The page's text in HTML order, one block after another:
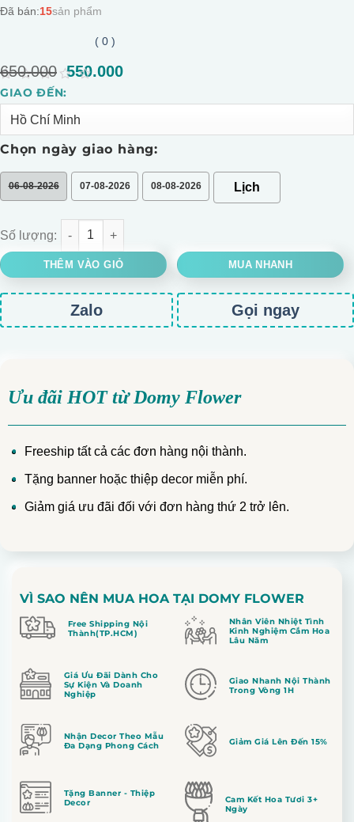
Đã bán:15sản phẩm
0
out
of
5
( 0 )
650.000 Giá
là:
650.000.
550.000
tại
550.000.
GIAO ĐẾN:
Chọn ngày giao hàng:
06-08-2026 07-08-2026 08-08-2026
Giỏ hoa hồng kem số lượng
THÊM VÀO GIỎ MUA NHANH
Alternative:
Zalo Gọi ngay
Ưu đãi HOT từ Domy Flower
Freeship tất cả các đơn hàng nội thành.
Tặng banner hoặc thiệp decor miễn phí.
Giảm giá ưu đãi đối với đơn hàng thứ 2 trở lên.
VÌ SAO NÊN MUA HOA TẠI DOMY FLOWER
Free Shipping Nội
Thành(TP.HCM)
Nhân Viên Nhiệt Tình
Kinh Nghiệm Cắm Hoa
Lâu Năm
Giá Ưu Đãi Dành Cho
Sự Kiện Và Doanh
Nghiệp
Giao Nhanh Nội Thành
Trong Vòng 1H
Nhận Decor Theo Mẫu
Đa Dạng Phong Cách
Giảm Giá Lên Đến 15%
Tặng Banner - Thiệp
Decor
Cam Kết Hoa Tươi 3+
Ngày